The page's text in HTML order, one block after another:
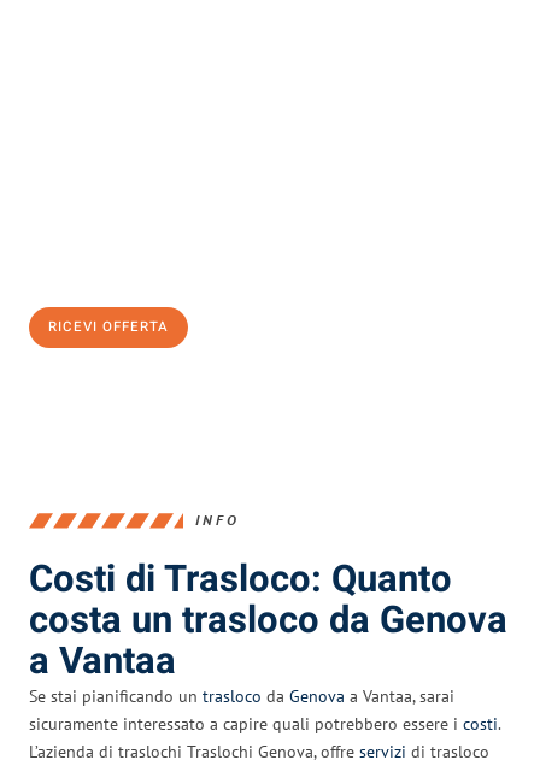
RICEVI OFFERTA
INFO
Costi di Trasloco: Quanto
costa un trasloco da Genova
a Vantaa
Se stai pianificando un trasloco da Genova a Vantaa, sarai
sicuramente interessato a capire quali potrebbero essere i costi.
L’azienda di traslochi Traslochi Genova, offre servizi di trasloco